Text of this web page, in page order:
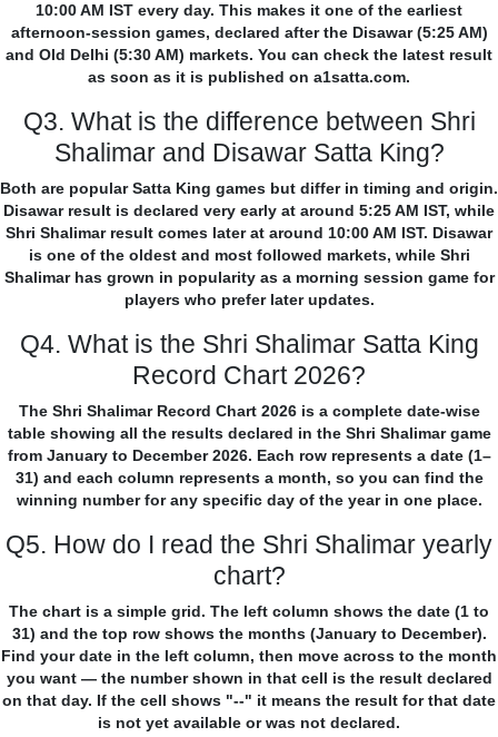
10:00 AM IST every day. This makes it one of the earliest
afternoon-session games, declared after the Disawar (5:25 AM)
and Old Delhi (5:30 AM) markets. You can check the latest result
as soon as it is published on a1satta.com.
Q3. What is the difference between Shri
Shalimar and Disawar Satta King?
Both are popular Satta King games but differ in timing and origin.
Disawar result is declared very early at around 5:25 AM IST, while
Shri Shalimar result comes later at around 10:00 AM IST. Disawar
is one of the oldest and most followed markets, while Shri
Shalimar has grown in popularity as a morning session game for
players who prefer later updates.
Q4. What is the Shri Shalimar Satta King
Record Chart 2026?
The Shri Shalimar Record Chart 2026 is a complete date-wise
table showing all the results declared in the Shri Shalimar game
from January to December 2026. Each row represents a date (1–
31) and each column represents a month, so you can find the
winning number for any specific day of the year in one place.
Q5. How do I read the Shri Shalimar yearly
chart?
The chart is a simple grid. The left column shows the date (1 to
31) and the top row shows the months (January to December).
Find your date in the left column, then move across to the month
you want — the number shown in that cell is the result declared
on that day. If the cell shows "--" it means the result for that date
is not yet available or was not declared.